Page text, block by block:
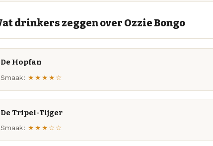
drinkers zeggen over Ozzie Bongo
De Hopfan
Smaak: ★★★★☆
De Tripel-Tijger
Smaak: ★★★☆☆